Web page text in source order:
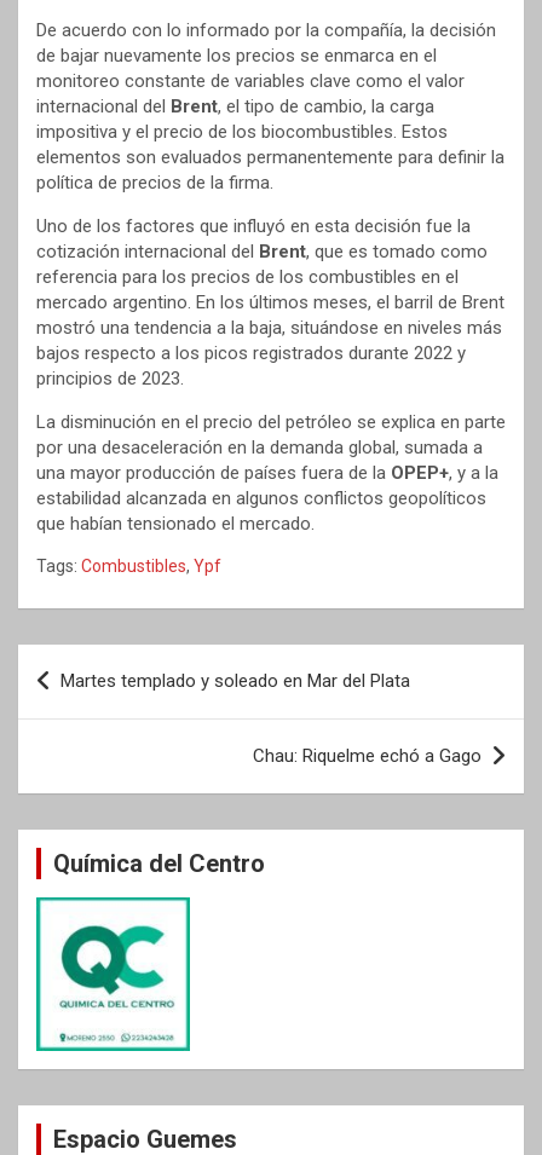
De acuerdo con lo informado por la compañía, la decisión
de bajar nuevamente los precios se enmarca en el
monitoreo constante de variables clave como el valor
internacional del Brent, el tipo de cambio, la carga
impositiva y el precio de los biocombustibles. Estos
elementos son evaluados permanentemente para definir la
política de precios de la firma.
Uno de los factores que influyó en esta decisión fue la
cotización internacional del Brent, que es tomado como
referencia para los precios de los combustibles en el
mercado argentino. En los últimos meses, el barril de Brent
mostró una tendencia a la baja, situándose en niveles más
bajos respecto a los picos registrados durante 2022 y
principios de 2023.
La disminución en el precio del petróleo se explica en parte
por una desaceleración en la demanda global, sumada a
una mayor producción de países fuera de la OPEP+, y a la
estabilidad alcanzada en algunos conflictos geopolíticos
que habían tensionado el mercado.
Tags: Combustibles, Ypf
Navegación
de
Martes templado y soleado en Mar del Plata
Chau: Riquelme echó a Gago
Química del Centro
Espacio Guemes